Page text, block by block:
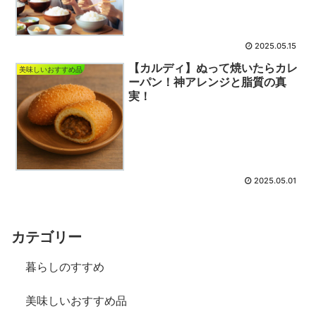
2025.05.15
美味しいおすすめ品
【カルディ】ぬって焼いたらカレ
ーパン！神アレンジと脂質の真
実！
2025.05.01
カテゴリー
暮らしのすすめ
美味しいおすすめ品